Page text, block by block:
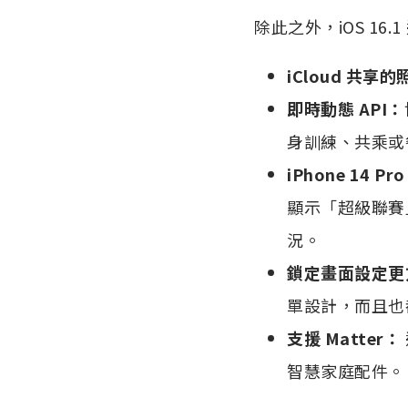
除此之外，iOS
iCloud 共享的
即時動態 API：
身訓練、共乘
iPhone 14 Pro
顯示「超級聯
況。
鎖定畫面設定
單設計，而且
支援 Matter：
智慧家庭配件。